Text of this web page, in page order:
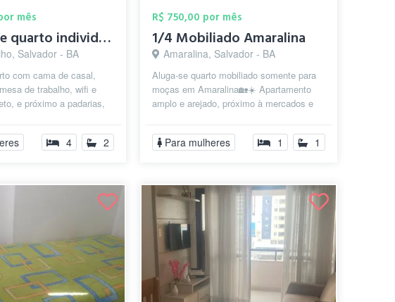
mês
Aluguel de quarto individual
Salvador - BA
com cama de casal,
de trabalho, wifi e
e próximo a padarias,
4 2
R$ 750,00 por mês
1/4 Mobiliado Amaralina
Amaralina, Salvador - BA
Aluga-se quarto mobiliado somente para
moças em Amaralina🏡☀️ Apartamento
amplo e arejado, próximo à mercados e
Para mulheres 1 1